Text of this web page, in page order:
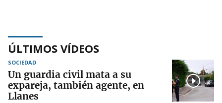
ÚLTIMOS VÍDEOS
SOCIEDAD
Un guardia civil mata a su
expareja, también agente, en
Llanes